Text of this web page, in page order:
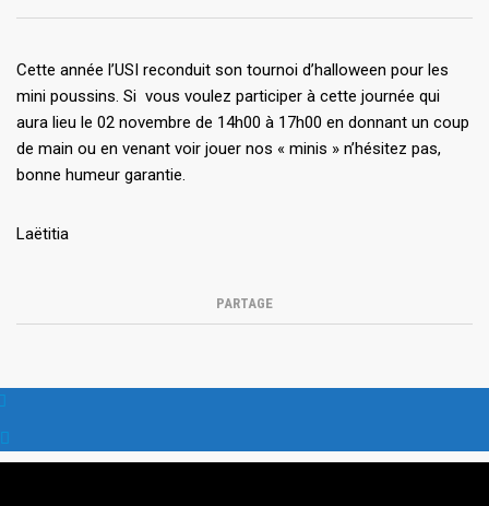
Cette année l’USI reconduit son tournoi d’halloween pour les
mini poussins. Si vous voulez participer à cette journée qui
aura lieu le 02 novembre de 14h00 à 17h00 en donnant un coup
de main ou en venant voir jouer nos « minis » n’hésitez pas,
bonne humeur garantie.
Laëtitia
PARTAGE